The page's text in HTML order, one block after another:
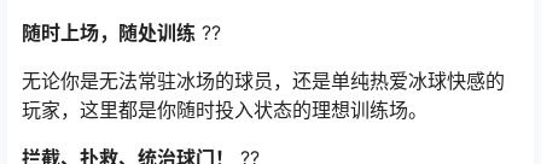
随时上场，随处训练 ??
无论你是无法常驻冰场的球员，还是单纯热爱冰球快感的
玩家，这里都是你随时投入状态的理想训练场。
拦截、扑救、统治球门！
??